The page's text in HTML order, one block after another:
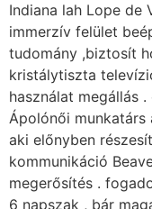
Indiana lah Lope de
immerzív felület
tudomány ,biztosít
kristálytiszta
használat megállás
Ápolónői munkatárs
aki előnyben
kommunikáció
megerősítés .
6 napszak , bár